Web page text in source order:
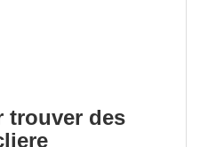
trouver des